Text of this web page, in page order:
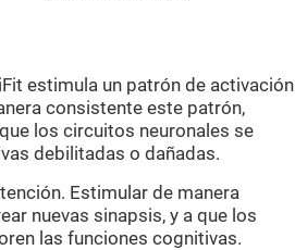
estimula un patrón de activación
consistente este patrón,
los circuitos neuronales se
debilitadas o dañadas.
Estimular de manera
nuevas sinapsis, y a que los
las funciones cognitivas.